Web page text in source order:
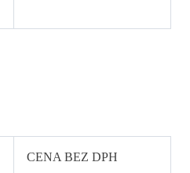
CENA BEZ DPH